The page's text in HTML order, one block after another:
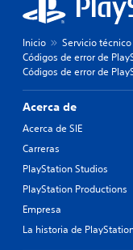
Inicio
Servicio
Códigos de error de
Códigos de error de
Acerca de
Acerca de SIE
Carreras
PlayStation Studios
PlayStation Productions
Empresa
La historia de